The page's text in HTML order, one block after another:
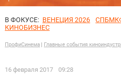
В ФОКУСЕ: ВЕНЕЦИЯ 2026
КИНОБИЗНЕС
ПрофиСинема Главные события
16 февраля 2017 09:28